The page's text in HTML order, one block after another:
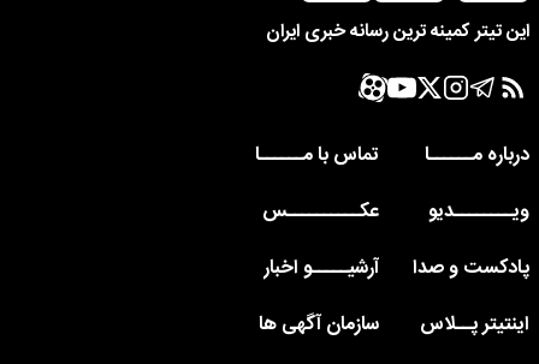
این تیتر کمینه ترین رسانه خبری ایران
درباره مــــــا
تماس با مــــــا
ویــــــــدیو
عکــــــــــس
پادکست و صدا
آرشیـــــو اخبار
اینتیتر پــلاس
سازمان آگهی ها